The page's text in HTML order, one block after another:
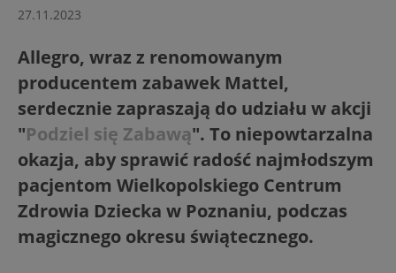
27.11.2023
Allegro, wraz z renomowanym
producentem zabawek Mattel,
serdecznie zapraszają do udziału w akcji
"Podziel się Zabawą". To niepowtarzalna
okazja, aby sprawić radość najmłodszym
pacjentom Wielkopolskiego Centrum
Zdrowia Dziecka w Poznaniu, podczas
magicznego okresu świątecznego.